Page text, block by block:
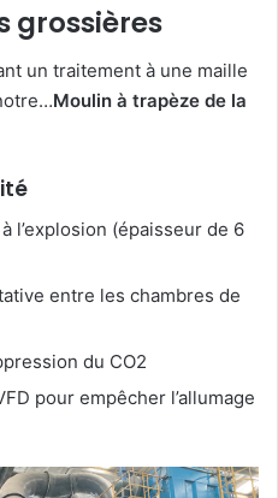
grossières
un traitement à une maille
Moulin à trapèze de la
l’explosion (épaisseur de 6
entre les chambres de
du CO2
pour empêcher l’allumage